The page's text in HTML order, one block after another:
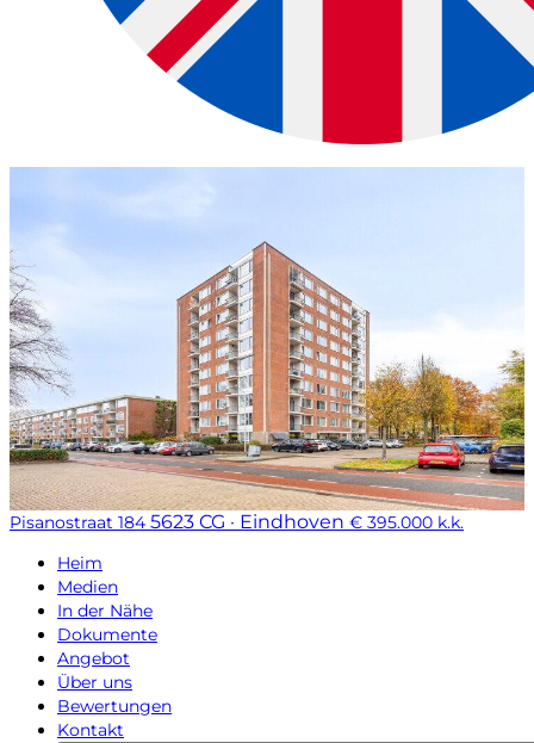
Pisanostraat 184 5623 CG · Eindhoven € 395.000 k.k.
Heim
Medien
In der Nähe
Dokumente
Angebot
Über uns
Bewertungen
Kontakt